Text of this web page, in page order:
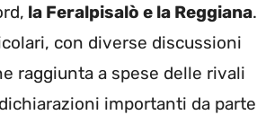
la Feralpisalò e la Reggiana.
con diverse discussioni
raggiunta a spese delle rivali
importanti da parte